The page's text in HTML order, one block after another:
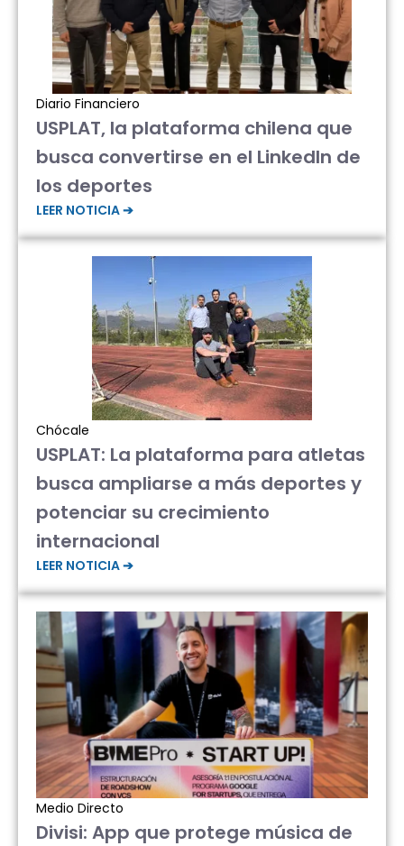
Diario Financiero
USPLAT, la plataforma chilena que
busca convertirse en el LinkedIn de
los deportes
LEER NOTICIA ➔
Chócale
USPLAT: La plataforma para atletas
busca ampliarse a más deportes y
potenciar su crecimiento
internacional
LEER NOTICIA ➔
Medio Directo
Divisi: App que protege música de